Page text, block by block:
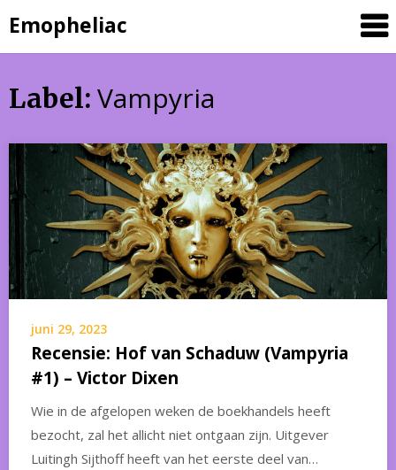
to
content
Emopheliac
Label: Vampyria
juni 29, 2023
Recensie: Hof van Schaduw (Vampyria
#1) – Victor Dixen
Wie in de afgelopen weken de boekhandels heeft
bezocht, zal het allicht niet ontgaan zijn. Uitgever
Luitingh Sijthoff heeft van het eerste deel van…